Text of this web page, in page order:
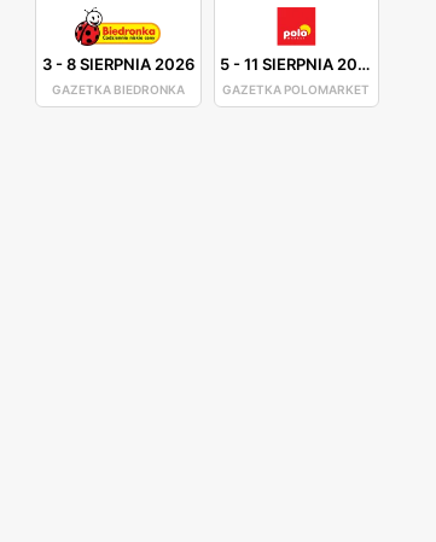
3-8 SIERPNIA 2026
GAZETKA BIEDRONKA
5-11 SIERPNIA 2026
GAZETKA POLOMARKET